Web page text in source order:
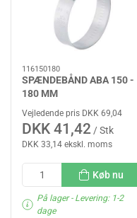
116150180
SPÆNDEBÅND ABA 150 -
180 MM
Vejledende pris DKK 69,04
DKK 41,42 / Stk
DKK 33,14 ekskl. moms
Køb nu
På lager- Levering: 1-2
dage